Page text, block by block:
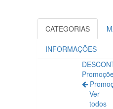
peso CATEGORIAS
INFORMAÇÕES
Ver
todos